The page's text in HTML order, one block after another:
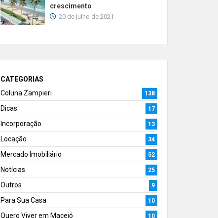
crescimento
20 de julho de 2021
CATEGORIAS
Coluna Zampieri
138
Dicas 17
Incorporação 13
Locação 34
Mercado Imobiliário 52
Notícias 25
Outros 9
Para Sua Casa 10
Quero Viver em Maceió 10